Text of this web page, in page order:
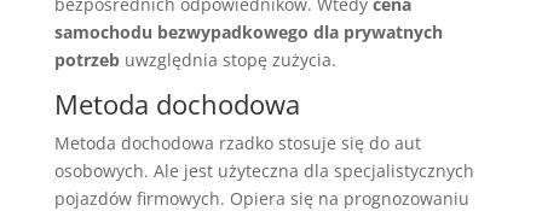
bezpośrednich odpowiedników. Wtedy cena
samochodu bezwypadkowego dla prywatnych
potrzebuwzględnia stopę zużycia.
Metoda dochodowa
Metoda dochodowa rzadko stosuje się do aut
osobowych. Ale jest użyteczna dla specjalistycznych
pojazdów firmowych. Opiera się na prognozowaniu